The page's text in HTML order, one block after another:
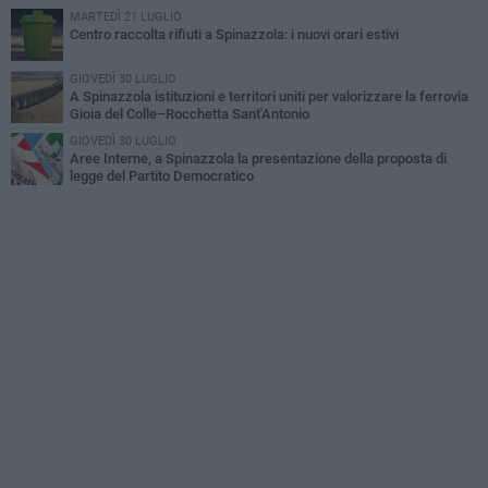
MARTEDÌ 21 LUGLIO
Centro raccolta rifiuti a Spinazzola: i nuovi orari estivi
GIOVEDÌ 30 LUGLIO
A Spinazzola istituzioni e territori uniti per valorizzare la ferrovia
Gioia del Colle–Rocchetta Sant'Antonio
GIOVEDÌ 30 LUGLIO
Aree Interne, a Spinazzola la presentazione della proposta di
legge del Partito Democratico